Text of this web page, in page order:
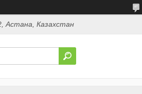
Астана, Казахстан